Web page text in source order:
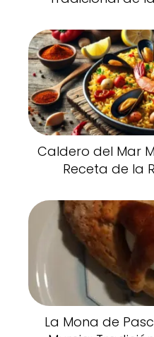
Caldero del Mar
Receta de la
La Mona de